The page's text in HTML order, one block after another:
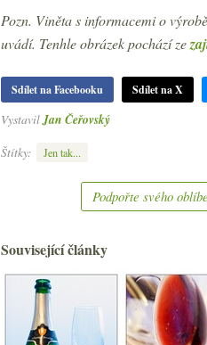
Pozn. Viněta s informacemi o
uvádí. Tenhle obrázek pochází ze
Sdílet na Facebooku Sdílet na X
VystavilJan Čeřovský
Štítky:
Jen tak...
Podpořte svého
Související články